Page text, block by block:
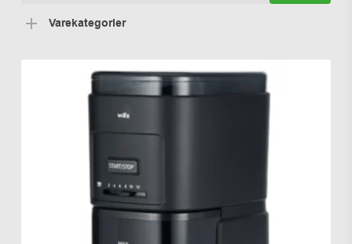
Varekategorier